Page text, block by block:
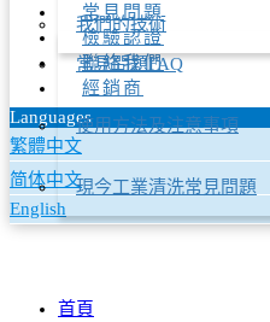
我們的技術
常見問題
常見問題FAQ
使用方法及注意事項
現今工業清洗常見問題
檢驗認證
聯絡我們
經銷商
Languages
繁體中文
简体中文
English
首頁